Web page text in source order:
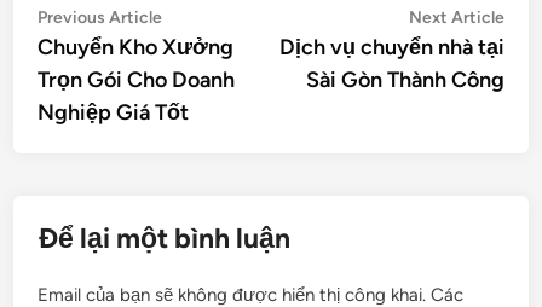
Điều
hướng
bài
viết
Previous ArticlePrevious
article:
Chuyển Kho Xưởng
Trọn Gói Cho Doanh
Nghiệp Giá Tốt
Next Article
Dịch vụ chuyển nhà tại
Sài Gòn Thành Công
Để lại một bình luận
Email của bạn sẽ không được hiển thị công khai. Các